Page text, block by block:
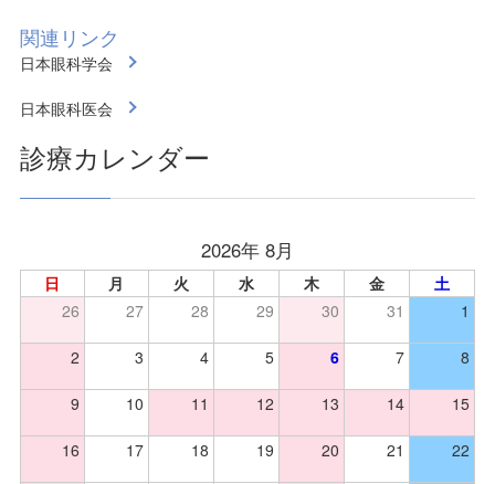
関連リンク
日本眼科学会
日本眼科医会
診療カレンダー
2026年 8月
日 月 火 水 木 金
土
26
27 28 29 30 31 1
2 3 4 5 6 7 8
9 10 11 12 13 14 15
16 17 18 19 20 21 22